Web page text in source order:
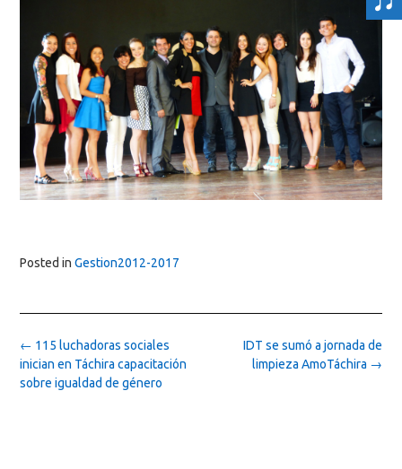
Posted in Gestion2012-2017
Post
navigation
IDT se sumó a jornada de
limpieza AmoTáchira →
← 115 luchadoras sociales
inician en Táchira capacitación
sobre igualdad de género